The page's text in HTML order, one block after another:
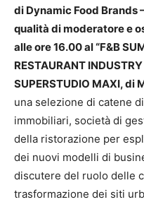
di Dynamic Food Brands
qualità di moderatore e
alle ore 16.00 al “F&B
RESTAURANT
SUPERSTUDIO MAXI, di
una selezione di catene
immobiliari, società di
della ristorazione per
dei nuovi modelli di
discutere del ruolo delle
trasformazione dei siti